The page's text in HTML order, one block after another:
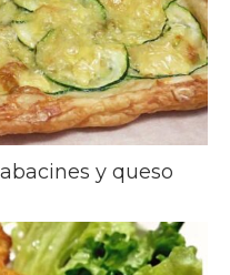
y queso